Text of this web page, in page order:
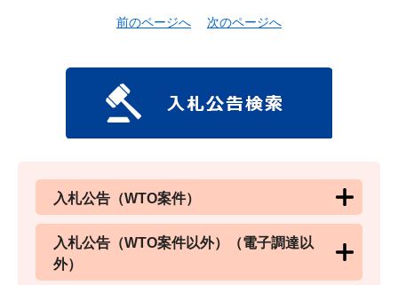
前のページへ 次のページへ
入札公告（WTO案件）
入札公告（WTO案件以外）（電子調達以
外）